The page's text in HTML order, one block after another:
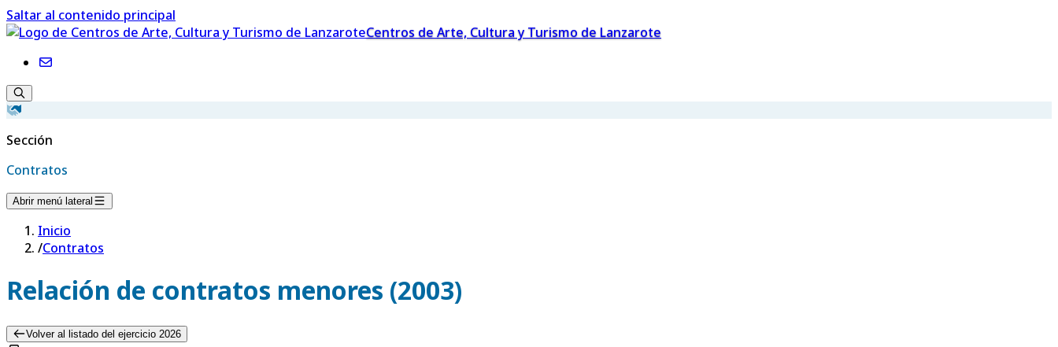
Saltar al contenido principal
Centros de Arte, Cultura y Turismo de Lanzarote
Sección
Contratos
Abrir menú lateral
Inicio
/Contratos
Relación de contratos menores (2003)
Volver al listado del ejercicio 2026